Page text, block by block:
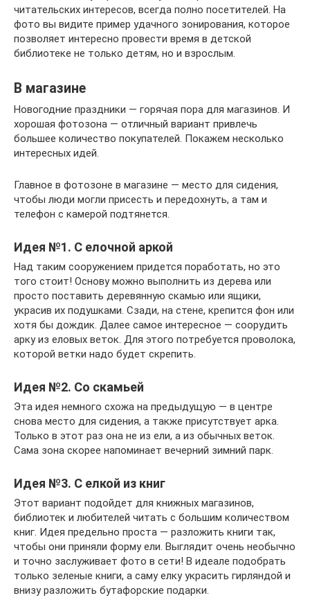
читательских интересов, всегда полно посетителей. На
фото вы видите пример удачного зонирования, которое
позволяет интересно провести время в детской
библиотеке не только детям, но и взрослым.
В магазине
Новогодние праздники — горячая пора для магазинов. И
хорошая фотозона — отличный вариант привлечь
большее количество покупателей. Покажем несколько
интересных идей.
Главное в фотозоне в магазине — место для сидения,
чтобы люди могли присесть и передохнуть, а там и
телефон с камерой подтянется.
Идея №1. С елочной аркой
Над таким сооружением придется поработать, но это
того стоит! Основу можно выполнить из дерева или
просто поставить деревянную скамью или ящики,
украсив их подушками. Сзади, на стене, крепится фон или
хотя бы дождик. Далее самое интересное — соорудить
арку из еловых веток. Для этого потребуется проволока,
которой ветки надо будет скрепить.
Идея №2. Со скамьей
Эта идея немного схожа на предыдущую — в центре
снова место для сидения, а также присутствует арка.
Только в этот раз она не из ели, а из обычных веток.
Сама зона скорее напоминает вечерний зимний парк.
Идея №3. С елкой из книг
Этот вариант подойдет для книжных магазинов,
библиотек и любителей читать с большим количеством
книг. Идея предельно проста — разложить книги так,
чтобы они приняли форму ели. Выглядит очень необычно
и точно заслуживает фото в сети! В идеале подобрать
только зеленые книги, а саму елку украсить гирляндой и
внизу разложить бутафорские подарки.